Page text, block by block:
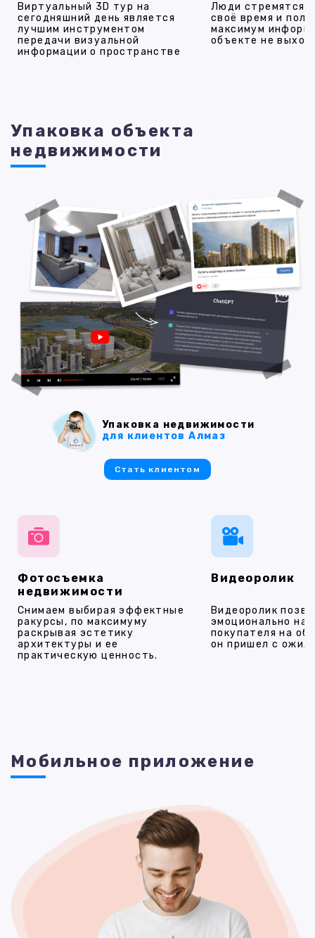
Виртуальный 3D тур на
сегодняшний день является
лучшим инструментом
передачи визуальной
информации о пространстве
Люди стремятся
своё время и
максимум
объекте не
Упаковка объекта
недвижимости
Фотосъемка
недвижимости
Снимаем выбирая эффектные
ракурсы, по максимуму
раскрывая эстетику
архитектуры и ее
практическую ценность.
Видеоролик
Видеоролик
эмоционально
покупателя на
он пришел с
Упаковка недвижимости
для клиентов Алмаз
Стать клиентом
Мобильное приложение